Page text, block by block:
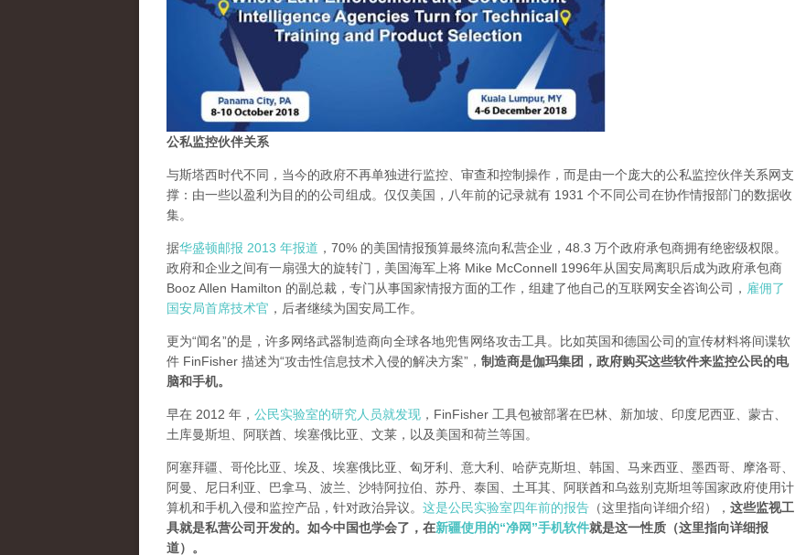
公私监控伙伴关系
与斯塔西时代不同，当今的政府不再单独进行监控、审查和控制操作，而是由一个庞大的公私监控伙伴关系网支
撑：由一些以盈利为目的的公司组成。仅仅美国，八年前的记录就有 1931 个不同公司在协作情报部门的数据收
集。
据华盛顿邮报 2013 年报道 ，70% 的美国情报预算最终流向私营企业，48.3 万个政府承包商拥有绝密级权限。
政府和企业之间有一扇强大的旋转门，美国海军上将 Mike McConnell 1996年从国安局离职后成为政府承包商
Booz Allen Hamilton 的副总裁，专门从事国家情报方面的工作，组建了他自己的互联网安全咨询公司， 雇佣了
国安局首席技术官 ，后者继续为国安局工作。
更为“闻名”的是，许多网络武器制造商向全球各地兜售网络攻击工具。比如英国和德国公司的宣传材料将间谍软
件 FinFisher 描述为“攻击性信息技术入侵的解决方案”， 制造商是伽玛集团，政府购买这些软件来监控公民的电
脑和手机。
早在 2012 年， 公民实验室的研究人员就发现 ，FinFisher 工具包被部署在巴林、新加坡、印度尼西亚、蒙古、
土库曼斯坦、阿联酋、埃塞俄比亚、文莱，以及美国和荷兰等国。
阿塞拜疆、哥伦比亚、埃及、埃塞俄比亚、匈牙利、意大利、哈萨克斯坦、韩国、马来西亚、墨西哥、摩洛哥、
阿曼、尼日利亚、巴拿马、波兰、沙特阿拉伯、苏丹、泰国、土耳其、阿联酋和乌兹别克斯坦等国家政府使用计
算机和手机入侵和监控产品，针对政治异议。 这是公民实验室四年前的报告 （这里指向详细介绍）， 这些监视工
具就是私营公司开发的。如今中国也学会了，在新疆使用的“净网”手机软件就是这一性质（这里指向详细报
道）。